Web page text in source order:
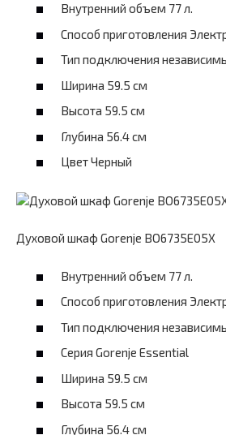
Внутренний объем 77 л.
Способ приготовления
Тип подключения
Ширина 59.5 см
Высота 59.5 см
Глубина 56.4 см
Цвет Черный
Духовой шкаф Gorenje BO6735E05X
Внутренний объем 77 л.
Способ приготовления
Тип подключения
Серия Gorenje Essential
Ширина 59.5 см
Высота 59.5 см
Глубина 56.4 см